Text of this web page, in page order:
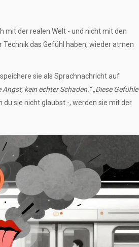
mit der realen Welt - und nicht mit den
das Gefühl haben, wieder atmen
sie als Sprachnachricht auf
Angst, kein echter Schaden.“ „Diese Gefühle
sie nicht glaubst -, werden sie mit der